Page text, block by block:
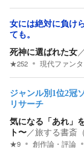
女には絶対に負け
ても。
死神に選ばれた女／
★252 現代ファン
ジャンル別1位2冠
リサーチ
気になる「あれ」
ト〜／旅する書斎
★9 創作論・評論